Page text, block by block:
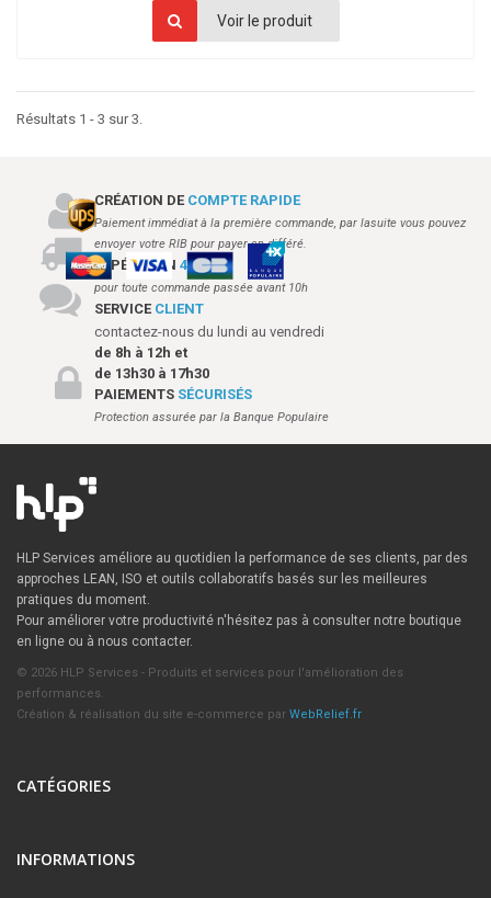
Voir le produit
Résultats 1 - 3 sur 3.
CRÉATION DE COMPTE RAPIDE
Paiement immédiat à la première commande, par lasuite vous pouvez
envoyer votre RIB pour payer en différé.
EXPÉDITION48H
pour toute commande passée avant 10h
SERVICE CLIENT
contactez-nous du lundi au vendredi
de 8h à 12h et
de 13h30 à 17h30
PAIEMENTS SÉCURISÉS
Protection assurée par la Banque Populaire
HLP Services améliore au quotidien la performance de ses clients, par des
approches LEAN, ISO et outils collaboratifs basés sur les meilleures
pratiques du moment.
Pour améliorer votre productivité n'hésitez pas à consulter notre boutique
en ligne ou à nous contacter.
© 2026 HLP Services - Produits et services pour l'amélioration des
performances.
Création & réalisation du site e-commerce par WebRelief.fr
CATÉGORIES
INFORMATIONS